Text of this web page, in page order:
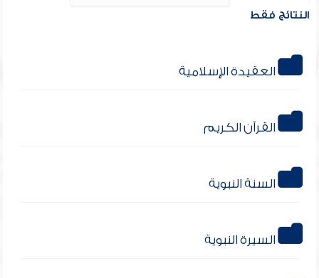
النتائج فقط
العقيدة الإسلامية
القرآن الكريم
السنة النبوية
السيرة النبوية